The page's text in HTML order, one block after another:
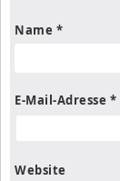
Name *
E-Mail-Adresse *
Website